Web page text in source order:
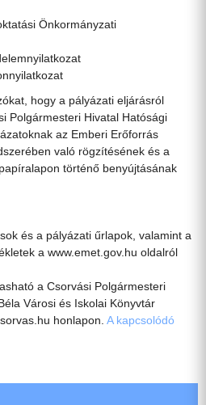
Önkormányzati
hogy a pályázati eljárásról
Polgármesteri Hivatal Hatósági
az Emberi Erőforrás
való rögzítésének és a
történő benyújtásának
és a pályázati űrlapok, valamint a
a www.emet.gov.hu oldalról
a Csorvási Polgármesteri
Városi és Iskolai Könyvtár
honlapon. A kapcsolódó